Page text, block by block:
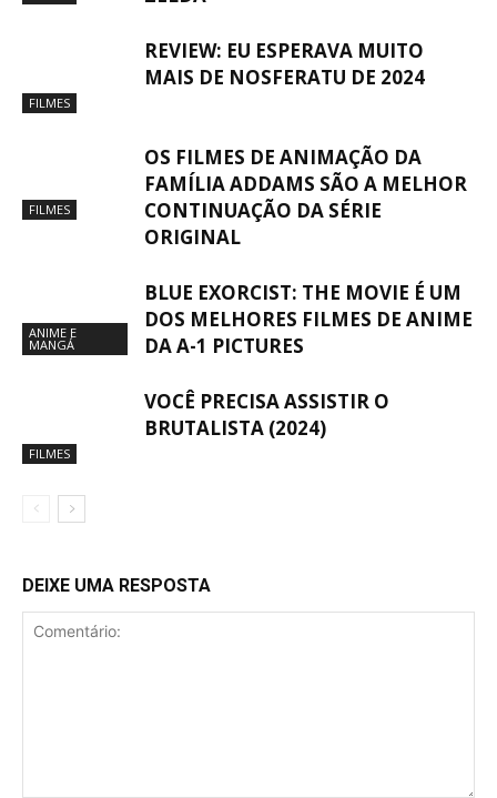
FILMES
REVIEW: EU ESPERAVA MUITO
MAIS DE NOSFERATU DE 2024
FILMES
OS FILMES DE ANIMAÇÃO DA
FAMÍLIA ADDAMS SÃO A MELHOR
CONTINUAÇÃO DA SÉRIE
ORIGINAL
ANIME E
MANGÁ
BLUE EXORCIST: THE MOVIE É UM
DOS MELHORES FILMES DE ANIME
DA A-1 PICTURES
FILMES
VOCÊ PRECISA ASSISTIR O
BRUTALISTA (2024)
DEIXE UMA RESPOSTA